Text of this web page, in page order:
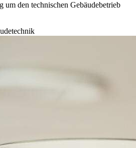
um den technischen Gebäudebetrieb